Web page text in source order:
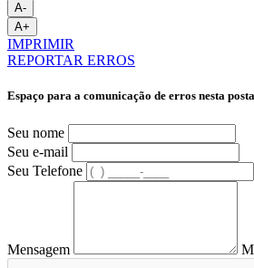
A-
A+
IMPRIMIR
REPORTAR ERROS
Espaço para a comunicação de erros nesta
Seu nome
Seu e-mail
Seu Telefone
Mensagem